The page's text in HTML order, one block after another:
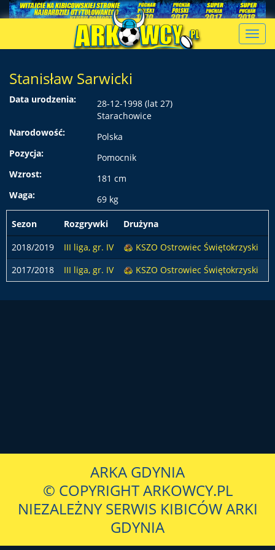
Stanisław Sarwicki
Data urodzenia:
28-12-1998 (lat 27)
Starachowice
Narodowość:
Polska
Pozycja:
Pomocnik
Wzrost:
181 cm
Waga:
69 kg
Sezon Rozgrywki Drużyna
2018/2019
III liga, gr. IV
KSZO Ostrowiec Świętokrzyski
2017/2018
III liga, gr. IV KSZO Ostrowiec Świętokrzyski
ARKA GDYNIA
© COPYRIGHT ARKOWCY.PL
NIEZALEŻNY SERWIS KIBICÓW ARKI
GDYNIA